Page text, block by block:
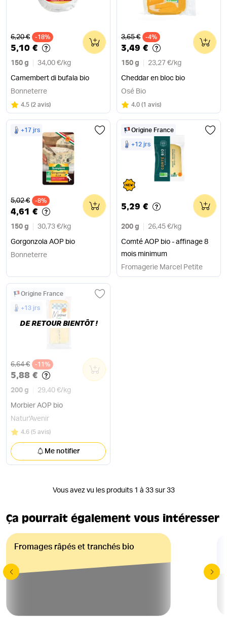
Ancien prix
6,20 € -18%
5,10 €
150 g 34,00 €/ kg
Camembert di bufala bio
0
Bonneterre
Note
4.5 sur 5
(2 avis)
Ancien prix
3,65 € -4%
3,49 €
150 g 23,27 €/ kg
Cheddar en bloc bio
0
Osé Bio
Note
4.0 sur 5
(1 avis)
+17 jrs
Ancien prix
5,02 € -8%
4,61 €
150 g 30,73 €/ kg
Gorgonzola AOP bio
0
Bonneterre
Origine France
+12 jrs
5,29 €
200 g 26,45 €/ kg
Comté AOP bio - affinage 8
mois minimum
0
Fromagerie Marcel Petite
Origine France
+13 jrs
Ancien prix
6,64 € -11%
5,88 €
200 g 29,40 €/ kg
Morbier AOP bio
0
Natur'Avenir
Note
4.6 sur 5
(5 avis)
DE RETOUR BIENTÔT !
Me notifier
Vous avez vu les produits 1 à 33 sur 33
Ça pourrait également vous intéresser
Fromages râpés et tranchés bio